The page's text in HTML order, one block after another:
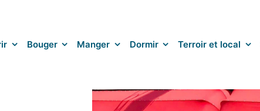
Bouger Manger Dormir Terroir et local